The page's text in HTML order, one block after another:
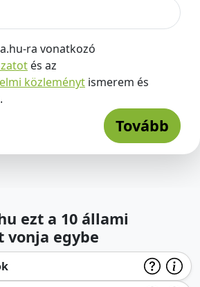
ra vonatkozó
és az
közleményt ismerem és
Tovább
ezt a 10 állami
egybe